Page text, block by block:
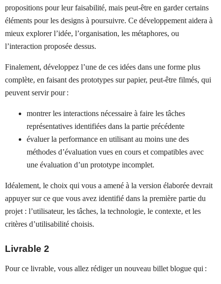
propositions pour leur faisabilité, mais peut-être en garder certains
éléments pour les designs à poursuivre. Ce développement aidera à
mieux explorer l’idée, l’organisation, les métaphores, ou
l’interaction proposée dessus.
Finalement, développez l’une de ces idées dans une forme plus
complète, en faisant des prototypes sur papier, peut-être filmés, qui
peuvent servir pour :
montrer les interactions nécessaire à faire les tâches
représentatives identifiées dans la partie précédente
évaluer la performance en utilisant au moins une des
méthodes d’évaluation vues en cours et compatibles avec
une évaluation d’un prototype incomplet.
Idéalement, le choix qui vous a amené à la version élaborée devrait
appuyer sur ce que vous avez identifié dans la première partie du
projet : l’utilisateur, les tâches, la technologie, le contexte, et les
critères d’utilisabilité choisis.
Livrable 2
Pour ce livrable, vous allez rédiger un nouveau billet blogue qui :